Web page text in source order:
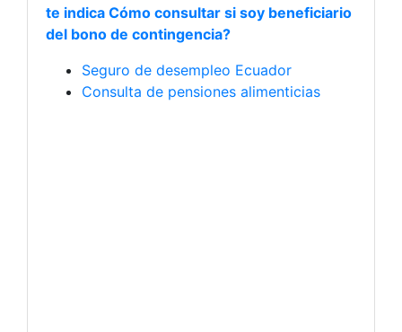
te indica Cómo consultar si soy beneficiario
del bono de contingencia?
Seguro de desempleo Ecuador
Consulta de pensiones alimenticias